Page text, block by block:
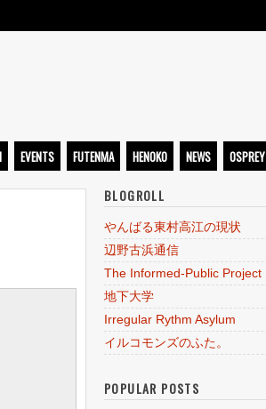
EVENTS FUTENMA HENOKO NEWS OSPREY
BLOGROLL
やんばる東村高江の現状
辺野古浜通信
The Informed-Public Project
地下大学
Irregular Rythm Asylum
イルコモンズのふた。
POPULAR POSTS